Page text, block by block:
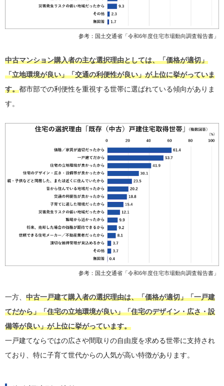
参考：国土交通省「令和6年度住宅市場動向調査報告書 」
中古マンション購入者の主な選択理由としては、「価格が適切」
「立地環境が良い」「交通の利便性が良い」が上位に挙がっていま
す。都市部での利便性を重視する世帯に選ばれている傾向がありま
す。
参考：国土交通省「令和6年度住宅市場動向調査報告書 」
一方、 中古一戸建て購入者の選択理由は、「価格が適切」「一戸建
てだから」「住宅の立地環境が良い」「住宅のデザイン・広さ・設
備等が良い」が上位に挙がっています。
一戸建てならではの広さや間取りの自由度を求める世帯に支持され
ており、特に子育て世代からの人気が高い特徴があります。